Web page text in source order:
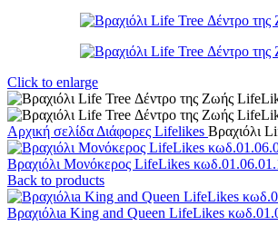
Click to enlarge
Αρχική σελίδα Διάφορες Lifelikes Βραχιόλι
Βραχιόλι Μονόκερος LifeLikes
Back to products
Βραχιόλιa King and Queen LifeLikes